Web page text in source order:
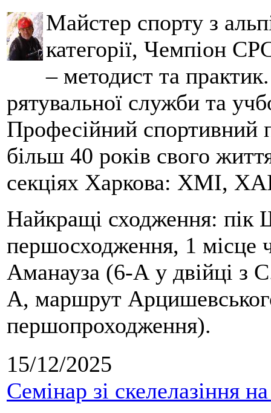
Майстер спорту з
категорії, Чемпіон
– методист та
рятувальної служби та
Професійний спортивний
більш 40 років свого
секціях Харкова: ХМІ,
Найкращі сходження: пік
першосходження, 1 місце
Аманауза (6-А у двійці з
А, маршрут
першопроходження).
15/12/2025
Семінар зі скелелазіння